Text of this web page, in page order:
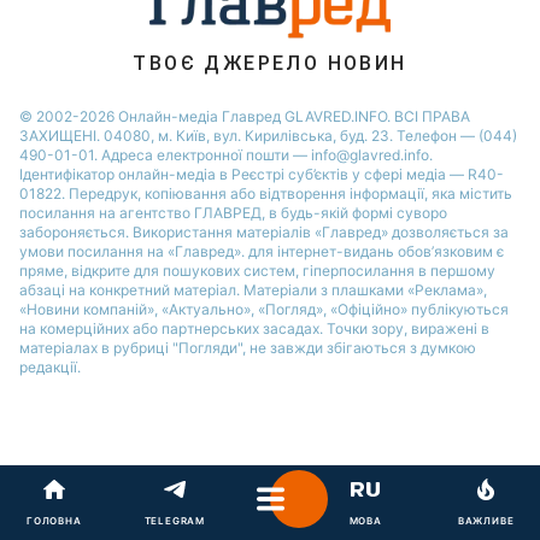
ТВОЄ ДЖЕРЕЛО НОВИН
© 2002-2026 Онлайн-медіа Главред GLAVRED.INFO. ВСІ ПРАВА
ЗАХИЩЕНІ. 04080, м. Київ, вул. Кирилівська, буд. 23. Телефон — (044)
490-01-01. Адреса електронної пошти — info@glavred.info.
Ідентифікатор онлайн-медіа в Реєстрі суб’єктів у сфері медіа — R40-
01822. Передрук, копіювання або відтворення інформації, яка містить
посилання на агентство ГЛАВРЕД, в будь-якій формi суворо
забороняється. Використання матеріалів «Главред» дозволяється за
умови посилання на «Главред». для інтернет-видань обов’язковим є
пряме, відкрите для пошукових систем, гіперпосилання в першому
абзаці на конкретний матеріал. Матеріали з плашками «Реклама»,
«Новини компаній», «Актуально», «Погляд», «Офіційно» публікуються
на комерційних або партнерських засадах. Точки зору, виражені в
матеріалах в рубриці "Погляди", не завжди збігаються з думкою
редакції.
ГОЛОВНА TELEGRAM МОВА ВАЖЛИВЕ